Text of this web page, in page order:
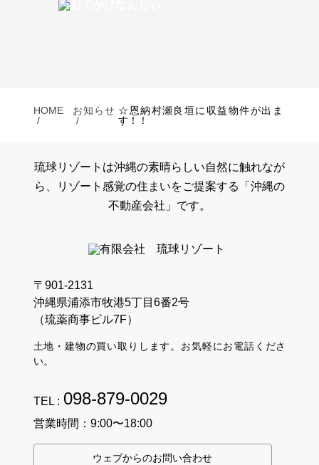
HOME お知らせ ☆恩納村瀬良垣に収益物件が出ま
す！！
琉球リゾートは沖縄の素晴らしい自然に触れなが
ら、リゾート感覚の住まいをご提案する「沖縄の
不動産会社」です。
〒901-2131
沖縄県浦添市牧港5丁目6番2号
（琉薬商事ビル7F）
土地・建物の買い取りします。お気軽にお電話くださ
い。
TEL : 098-879-0029
営業時間：9:00〜18:00
ウェブからのお問い合わせ